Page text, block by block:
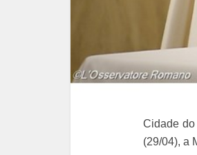
Cidade
(29/04), a